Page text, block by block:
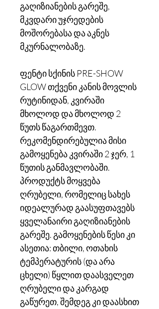
გაღიზიანების გარეშე,
მკვდარი უჯრედების
მოშორებასა და აკნეს
მკურნალობაზე.
ფენტი სქინის PRE-SHOW
GLOW თქვენი კანის მოვლის
რუტინიდან, კვირაში
მხოლოდ და მხოლოდ 2
წუთს წაგართმევთ.
რეკომენდირებულია მისი
გამოყენება კვირაში 2 ჯერ, 1
წუთის განმავლობაში.
პროდუქტს მოყვება
ღრუბელი, რომელიც სახეს
იდეალურად გაასუფთავებს
ყველანაირი გაღიზიანების
გარეშე. გამოყენების წესი კი
ასეთია: თბილი, ოთახის
ტემპერატურის (და არა
ცხელი) წყლით დაასველეთ
ღრუბელი და კარგად
გაწურეთ, შემდეგ კი დაასხით